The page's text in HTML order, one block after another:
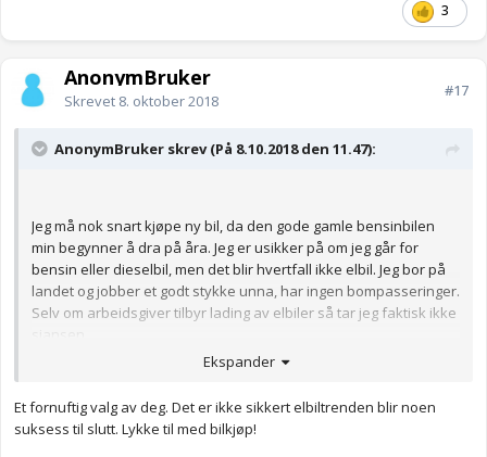
3
AnonymBruker
Skrevet 8. oktober 2018
#17
AnonymBruker skrev (På 8.10.2018 den 11.47):
Jeg må nok snart kjøpe ny bil, da den gode gamle bensinbilen
min begynner å dra på åra. Jeg er usikker på om jeg går for
bensin eller dieselbil, men det blir hvertfall ikke elbil. Jeg bor på
landet og jobber et godt stykke unna, har ingen bompasseringer.
Selv om arbeidsgiver tilbyr lading av elbiler så tar jeg faktisk ikke
Ekspander
Et fornuftig valg av deg. Det er ikke sikkert elbiltrenden blir noen
suksess til slutt. Lykke til med bilkjøp!